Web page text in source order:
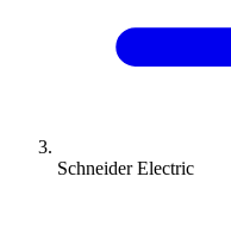
Schneider Electric